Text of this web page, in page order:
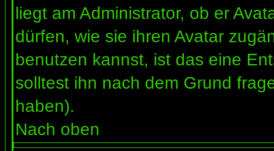
liegt am Administrator, ob er
dürfen, wie sie ihren Avatar
benutzen kannst, ist das eine
solltest ihn nach dem Grund
haben).
Nach oben